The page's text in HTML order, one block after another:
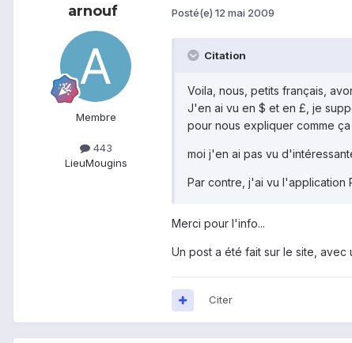
arnouf
Membre
443
LieuMougins
Posté(e) 12 mai 2009
Citation
Voila, nous, petits français,
J'en ai vu en $ et en £, je
pour nous expliquer comme
moi j'en ai pas vu
Par contre, j'ai vu l'application
Merci pour l'info...
Un post a été fait sur le site,
Citer